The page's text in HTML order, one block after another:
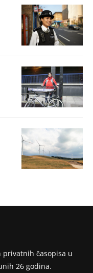
časopisa u
26 godina.